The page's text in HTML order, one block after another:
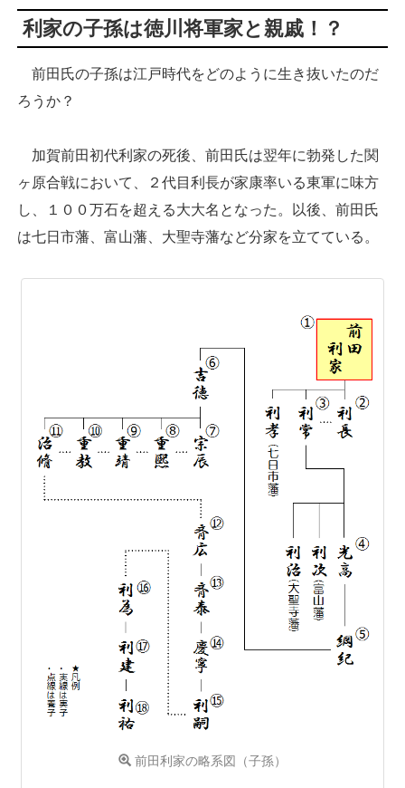
利家の子孫は徳川将軍家と親戚！？
前田氏の子孫は江戸時代をどのように生き抜いたのだ
ろうか？
加賀前田初代利家の死後、前田氏は翌年に勃発した関
ヶ原合戦において、２代目利長が家康率いる東軍に味方
し、１００万石を超える大大名となった。以後、前田氏
は七日市藩、富山藩、大聖寺藩など分家を立てている。
前田利家の略系図（子孫）